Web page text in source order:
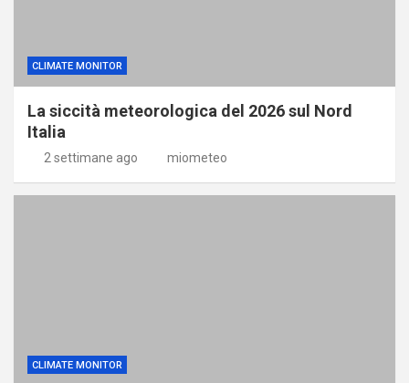
CLIMATE MONITOR
La siccità meteorologica del 2026 sul Nord
Italia
2 settimane ago miometeo
CLIMATE MONITOR